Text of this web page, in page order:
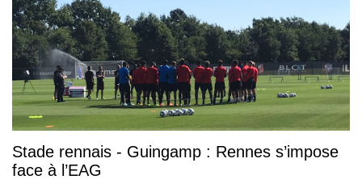
Stade rennais - Guingamp : Rennes s’impose
face à l’EAG